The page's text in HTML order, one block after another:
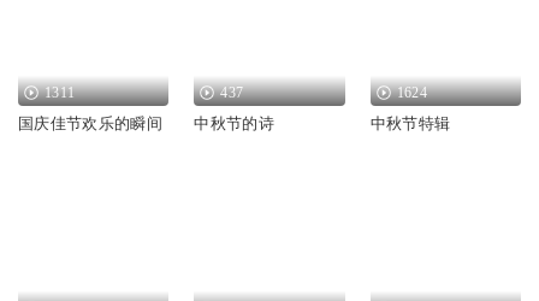
1311
国庆佳节欢乐的瞬间
437
中秋节的诗
1624
中秋节特辑